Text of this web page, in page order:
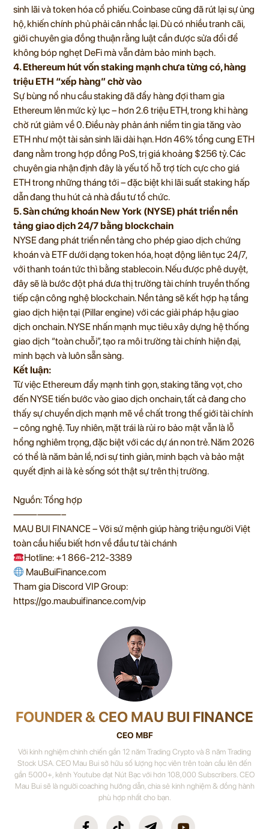
sinh lãi và token hóa cổ phiếu. Coinbase cũng đã rút lại sự ủng
hộ, khiến chính phủ phải cân nhắc lại. Dù có nhiều tranh cãi,
giới chuyên gia đồng thuận rằng luật cần được sửa đổi để
không bóp nghẹt DeFi mà vẫn đảm bảo minh bạch.
4. Ethereum hút vốn staking mạnh chưa từng có, hàng
triệu ETH “xếp hàng” chờ vào
Sự bùng nổ nhu cầu staking đã đẩy hàng đợi tham gia
Ethereum lên mức kỷ lục – hơn 2.6 triệu ETH, trong khi hàng
chờ rút giảm về 0. Điều này phản ánh niềm tin gia tăng vào
ETH như một tài sản sinh lãi dài hạn. Hơn 46% tổng cung ETH
đang nằm trong hợp đồng PoS, trị giá khoảng $256 tỷ. Các
chuyên gia nhận định đây là yếu tố hỗ trợ tích cực cho giá
ETH trong những tháng tới – đặc biệt khi lãi suất staking hấp
dẫn đang thu hút cả nhà đầu tư tổ chức.
5. Sàn chứng khoán New York (NYSE) phát triển nền
tảng giao dịch 24/7 bằng blockchain
NYSE đang phát triển nền tảng cho phép giao dịch chứng
khoán và ETF dưới dạng token hóa, hoạt động liên tục 24/7,
với thanh toán tức thì bằng stablecoin. Nếu được phê duyệt,
đây sẽ là bước đột phá đưa thị trường tài chính truyền thống
tiếp cận công nghệ blockchain. Nền tảng sẽ kết hợp hạ tầng
giao dịch hiện tại (Pillar engine) với các giải pháp hậu giao
dịch onchain. NYSE nhấn mạnh mục tiêu xây dựng hệ thống
giao dịch “toàn chuỗi”, tạo ra môi trường tài chính hiện đại,
minh bạch và luôn sẵn sàng.
Kết luận:
Từ việc Ethereum đẩy mạnh tinh gọn, staking tăng vọt, cho
đến NYSE tiến bước vào giao dịch onchain, tất cả đang cho
thấy sự chuyển dịch mạnh mẽ về chất trong thế giới tài chính
– công nghệ. Tuy nhiên, mặt trái là rủi ro bảo mật vẫn là lỗ
hổng nghiêm trọng, đặc biệt với các dự án non trẻ. Năm 2026
có thể là năm bản lề, nơi sự tinh giản, minh bạch và bảo mật
quyết định ai là kẻ sống sót thật sự trên thị trường.
Nguồn: Tổng hợp
——————–
MAU BUI FINANCE – Với sứ mệnh giúp hàng triệu người Việt
toàn cầu hiểu biết hơn về đầu tư tài chánh
Hotline: +1 866-212-3389
MauBuiFinance.com
Tham gia Discord VIP Group:
https://go.maubuifinance.com/vip
FOUNDER & CEO MAU BUI FINANCE
CEO MBF
Với kinh nghiệm chinh chiến gần 12 năm Trading Crypto và 8 năm Trading
Stock USA. CEO Mau Bui sở hữu số lượng học viên trên toàn cầu lên đến
gần 5000+, kênh Youtube đạt Nút Bạc với hơn 108,000 Subscribers. CEO
Mau Bui sẽ là người coaching hướng dẫn, chia sẻ kinh nghiệm & đồng hành
phù hợp nhất cho bạn.